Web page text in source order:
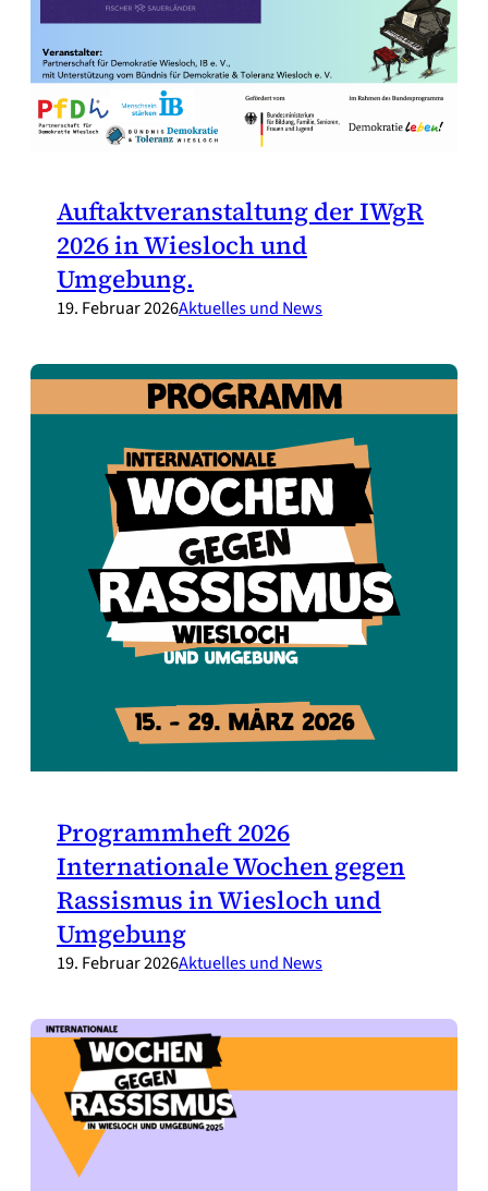
Auftaktveranstaltung der IWgR
2026 in Wiesloch und
Umgebung.
19. Februar 2026Aktuelles und News
Programmheft 2026
Internationale Wochen gegen
Rassismus in Wiesloch und
Umgebung
19. Februar 2026Aktuelles und News